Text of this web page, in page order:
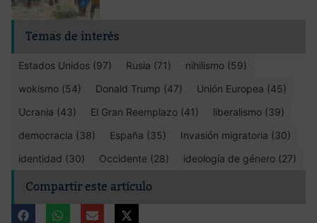
Temas de interés
Estados Unidos (97) Rusia (71)
nihilismo (59)
wokismo (54)
Donald Trump (47)
Unión Europea (45)
Ucrania (43)
El Gran Reemplazo (41)
liberalismo (39)
democracia (38)
España (35)
Invasión migratoria (30)
identidad (30)
Occidente (28) ideología de género (27)
Compartir este artículo